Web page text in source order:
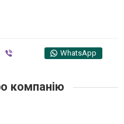
WhatsApp
компанію